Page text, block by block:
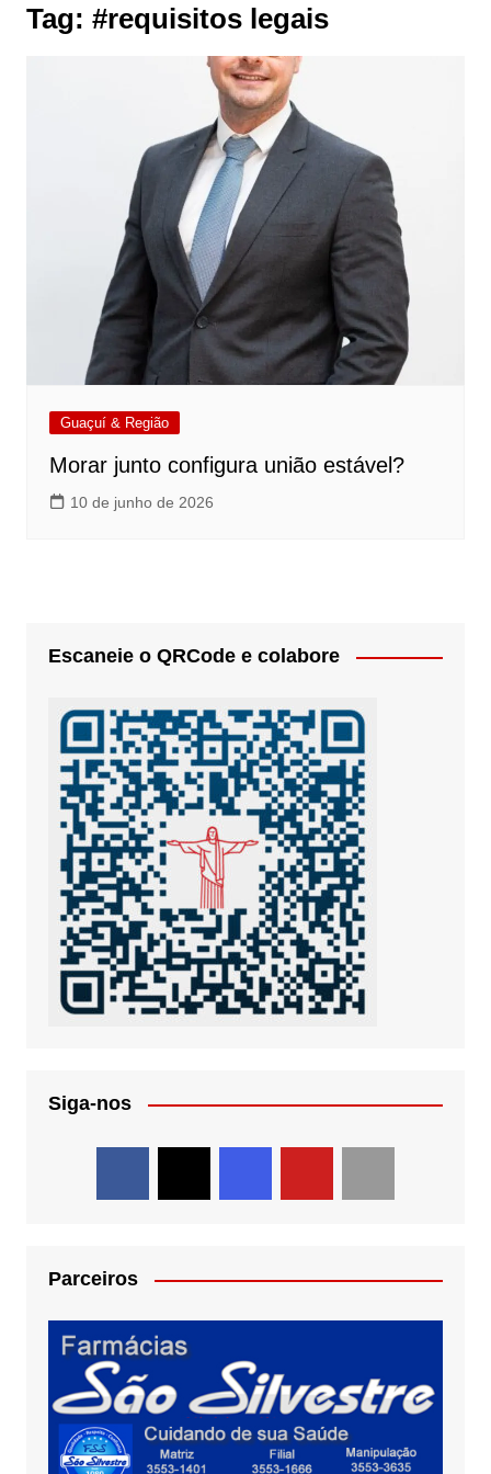
Tag: #requisitos legais
Guaçuí & Região
Morar junto configura união estável?
10 de junho de 2026
Escaneie o QRCode e colabore
Siga-nos
Parceiros